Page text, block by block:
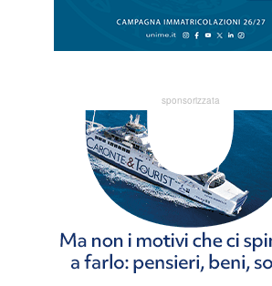
sponsorizzata